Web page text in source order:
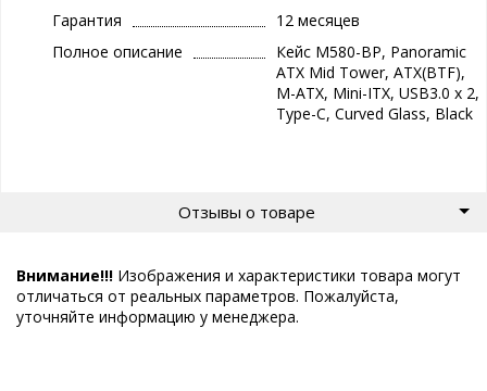
Гарантия
12 месяцев
Полное описание
Кейс M580-BP, Panoramic
ATX Mid Tower, ATX(BTF),
M-ATX, Mini-ITX, USB3.0 x 2,
Type-C, Curved Glass, Black
Отзывы о товаре
Внимание!!! Изображения и характеристики товара могут
отличаться от реальных параметров. Пожалуйста,
уточняйте информацию у менеджера.